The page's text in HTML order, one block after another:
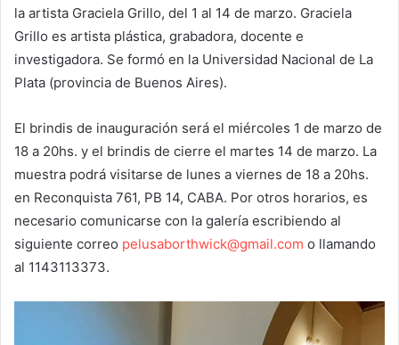
la artista Graciela Grillo, del 1 al 14 de marzo. Graciela
Grillo es artista plástica, grabadora, docente e
investigadora. Se formó en la Universidad Nacional de La
Plata (provincia de Buenos Aires).
El brindis de inauguración será el miércoles 1 de marzo de
18 a 20hs. y el brindis de cierre el martes 14 de marzo. La
muestra podrá visitarse de lunes a viernes de 18 a 20hs.
en Reconquista 761, PB 14, CABA. Por otros horarios, es
necesario comunicarse con la galería escribiendo al
siguiente correo pelusaborthwick@gmail.com o llamando
al 1143113373.